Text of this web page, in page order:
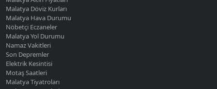
Malatya Döviz Kurları
Malatya Hava Durumu
Nöbetçi Eczaneler
Malatya Yol Durumu
Namaz Vakitleri
Son Depremler
Elektrik Kesintisi
Motaş Saatleri
Malatya Tiyatroları